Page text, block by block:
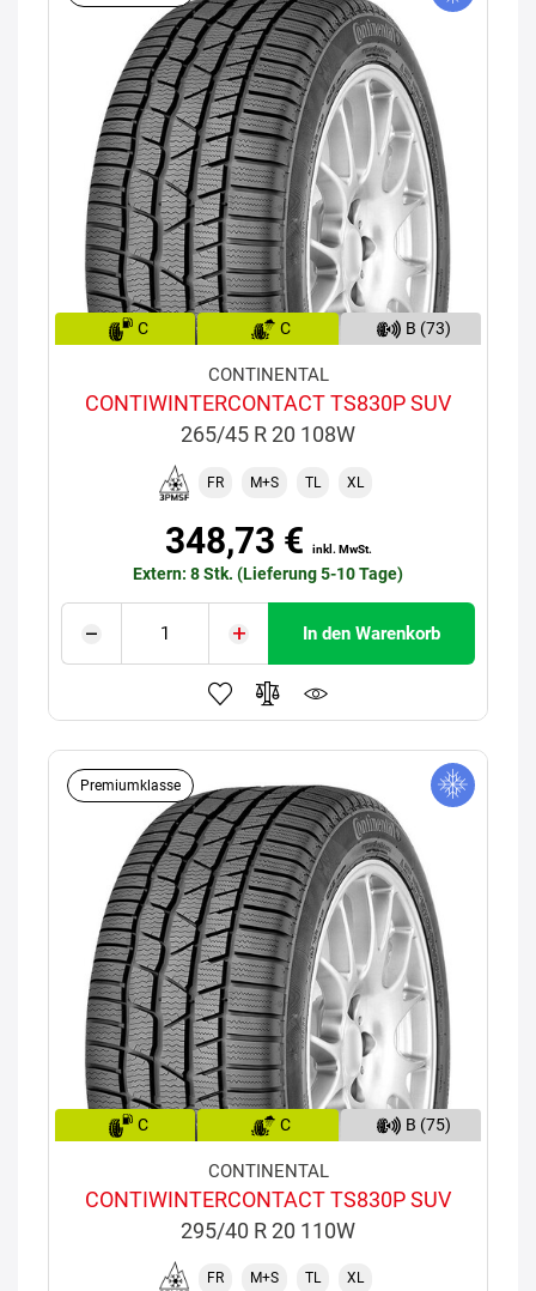
C C B (73)
CONTINENTAL
CONTIWINTERCONTACT TS830P SUV
265/45 R 20 108W
FR M+S TL XL
348,73 € inkl. MwSt.
Extern: 8 Stk. (Lieferung 5-10 Tage)
In den Warenkorb
Premiumklasse
C C B (75)
CONTINENTAL
CONTIWINTERCONTACT TS830P SUV
295/40 R 20 110W
FR M+S TL XL